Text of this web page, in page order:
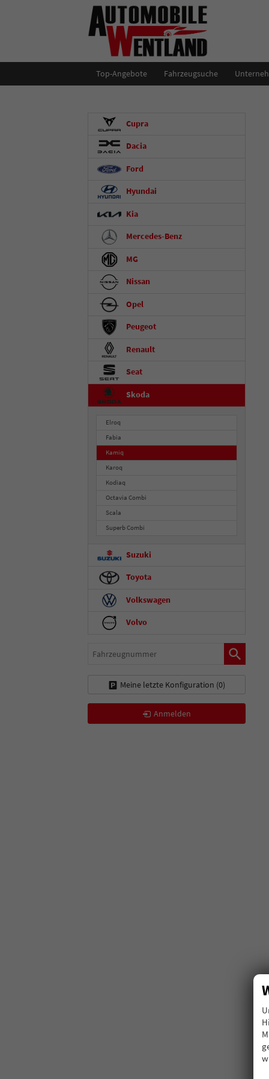
Top-Angebote Fahrzeugsuche
Cupra
Dacia
Ford
Hyundai
Kia
Mercedes-Benz
MG
Nissan
Opel
Peugeot
Renault
Seat
Skoda
Elroq
Fabia
Kamiq
Karoq
Kodiaq
Octavia Combi
Scala
Superb Combi
Suzuki
Toyota
Volkswagen
Volvo
Fahrzeugnummer
Meine letzte Konfiguration (0)
Anmelden